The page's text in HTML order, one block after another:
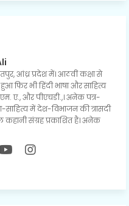
आंध्र प्रदेश में। आठवीं कक्षा से
फिर भी हिंदी भाषा और साहित्य
ए., और पीएचडी.,। अनेक पत्र-
साहित्य में देश-विभाजन की त्रासदी
कहानी संग्रह प्रकाशित है। अनेक